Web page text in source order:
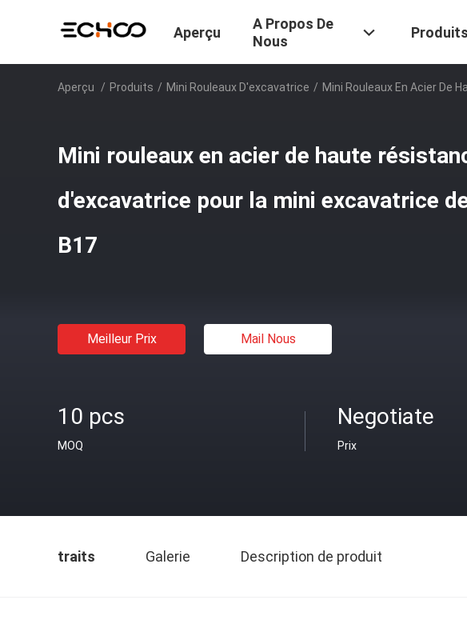
Aperçu
A Propos De
Nous
Produits
Aperçu / Produits / Mini Rouleaux D'excavatrice / Mini Rouleaux En Acier De
Mini rouleaux en acier de haute
d'excavatrice pour la mini excavatrice
B17
Meilleur Prix Mail Nous
10 pcs
MOQ
Negotiate
Prix
traits Galerie Description de produit